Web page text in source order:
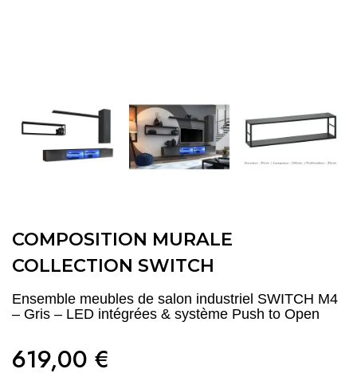
COMPOSITION MURALE
COLLECTION SWITCH
Ensemble meubles de salon industriel SWITCH M4
– Gris – LED intégrées & système Push to Open
619,00 €